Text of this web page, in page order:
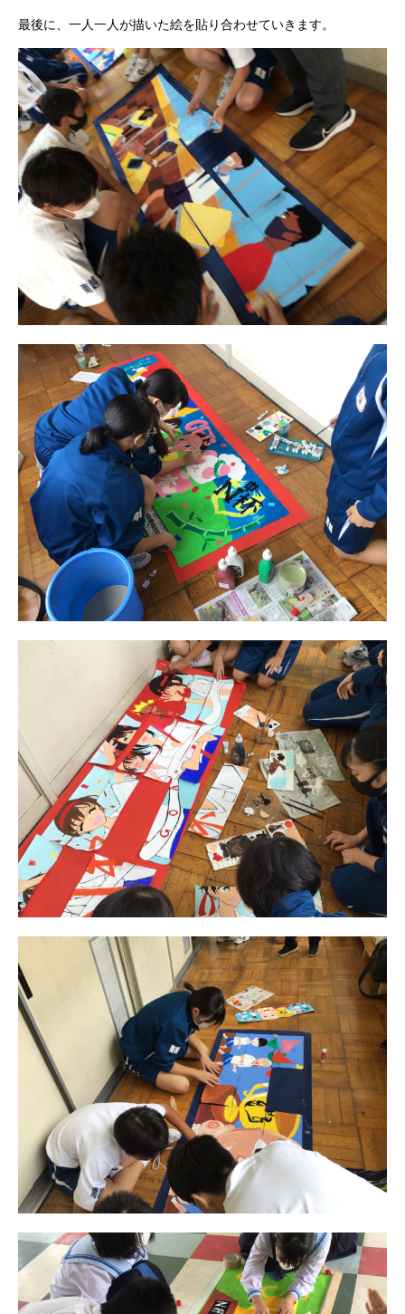
最後に、一人一人が描いた絵を貼り合わせていきます。